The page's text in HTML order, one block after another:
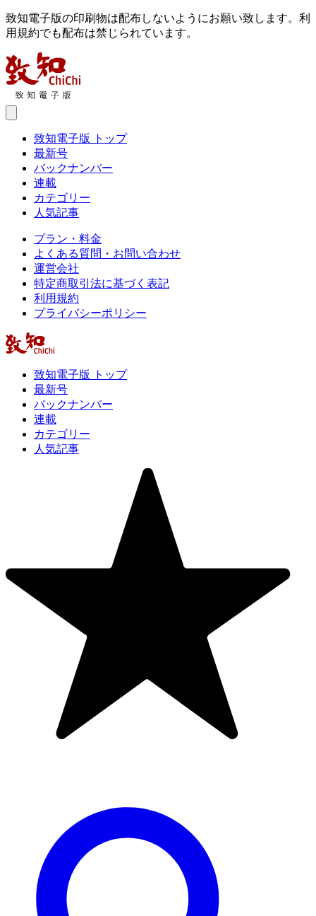
致知電子版の印刷物は配布しないようにお願い致します。利
用規約でも配布は禁じられています。
致知電子版 トップ
最新号
バックナンバー
連載
カテゴリー
人気記事
プラン・料金
よくある質問・お問い合わせ
運営会社
特定商取引法に基づく表記
利用規約
プライバシーポリシー
致知電子版 トップ
最新号
バックナンバー
連載
カテゴリー
人気記事